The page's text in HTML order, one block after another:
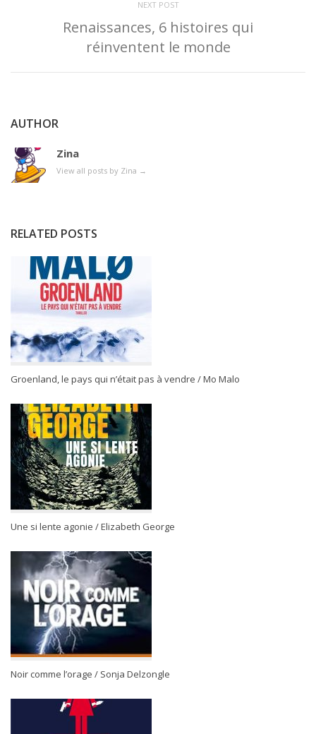
NEXT POST
Renaissances, 6 histoires qui
réinventent le monde
AUTHOR
Zina
View all posts by Zina →
RELATED POSTS
Groenland, le pays qui n’était pas à vendre / Mo Malo
Une si lente agonie / Elizabeth George
Noir comme l’orage / Sonja Delzongle